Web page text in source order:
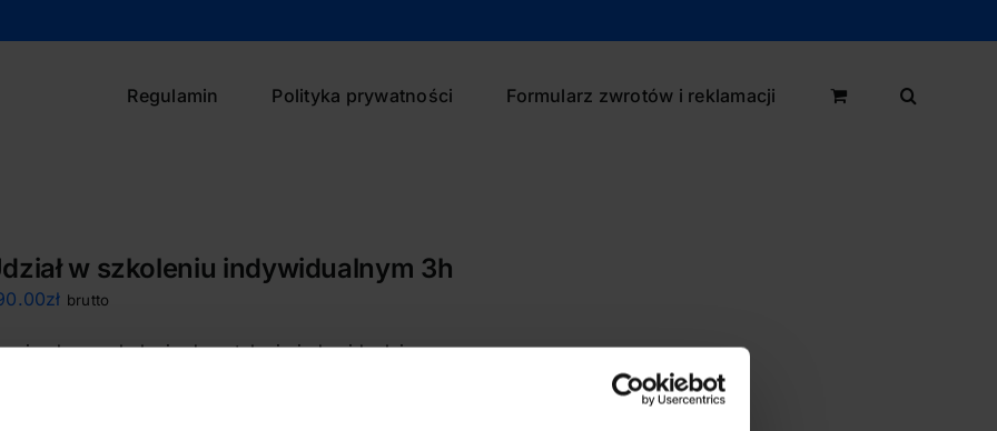
Regulamin Polityka prywatności Formularz zwrotów i reklamacji
w szkoleniu indywidualnym 3h
zł brutto
i zakres szkolenia do ustalenia indywidualnie.